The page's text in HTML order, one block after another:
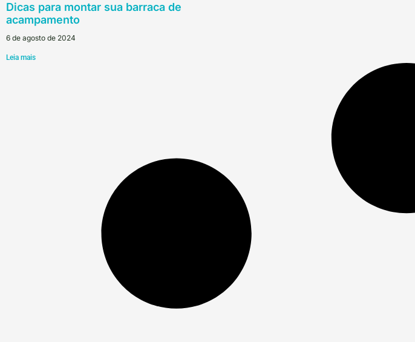
Dicas para montar sua barraca de
acampamento
6 de agosto de 2024
Leia mais